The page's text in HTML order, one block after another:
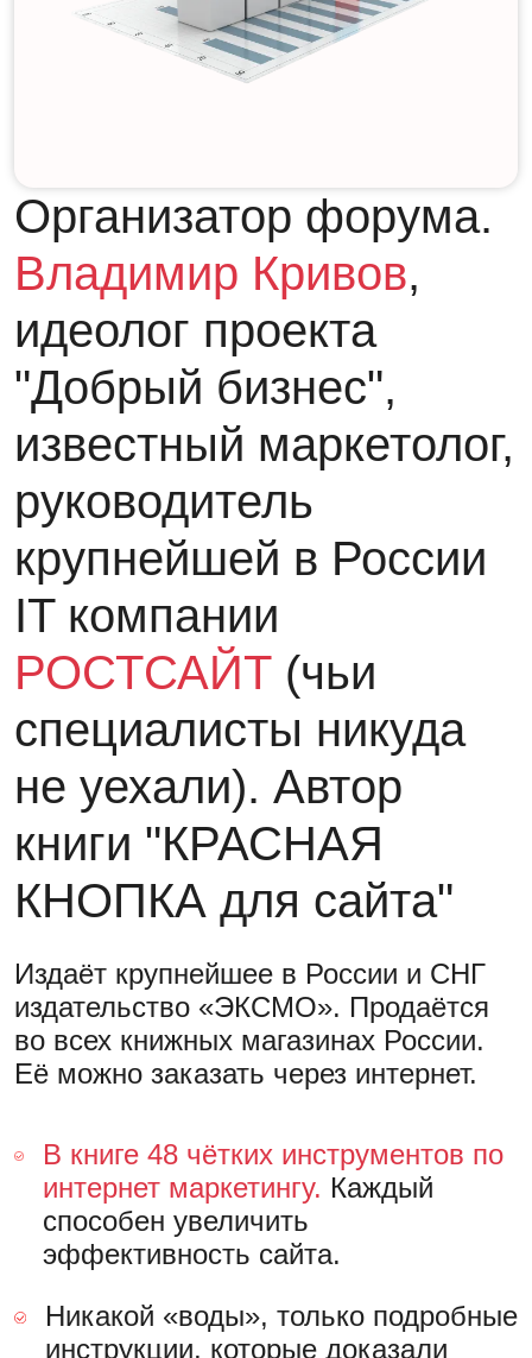
Организатор форума.
Владимир Кривов,
идеолог проекта
"Добрый бизнес",
известный маркетолог,
руководитель
крупнейшей в России
IT компании
РОСТСАЙТ (чьи
специалисты никуда
не уехали). Автор
книги "КРАСНАЯ
КНОПКА для сайта"
Издаёт крупнейшее в России и СНГ
издательство «ЭКСМО». Продаётся
во всех книжных магазинах России.
Её можно заказать через интернет.
В книге 48 чётких инструментов по
интернет маркетингу. Каждый
способен увеличить
эффективность сайта.
Никакой «воды», только подробные
инструкции, которые доказали